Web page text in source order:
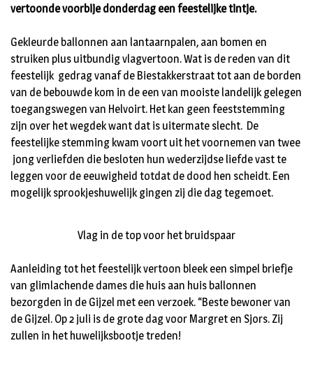
vertoonde voorbije donderdag een feestelijke tintje.
Gekleurde ballonnen aan lantaarnpalen, aan bomen en
struiken plus uitbundig vlagvertoon. Wat is de reden van dit
feestelijk gedrag vanaf de Biestakkerstraat tot aan de borden
van de bebouwde kom in de een van mooiste landelijk gelegen
toegangswegen van Helvoirt. Het kan geen feeststemming
zijn over het wegdek want dat is uitermate slecht. De
feestelijke stemming kwam voort uit het voornemen van twee
jong verliefden die besloten hun wederzijdse liefde vast te
leggen voor de eeuwigheid totdat de dood hen scheidt. Een
mogelijk sprookjeshuwelijk gingen zij die dag tegemoet.
Vlag in de top voor het bruidspaar
Aanleiding tot het feestelijk vertoon bleek een simpel briefje
van glimlachende dames die huis aan huis ballonnen
bezorgden in de Gijzel met een verzoek. “Beste bewoner van
de Gijzel. Op 2 juli is de grote dag voor Margret en Sjors. Zij
zullen in het huwelijksbootje treden!